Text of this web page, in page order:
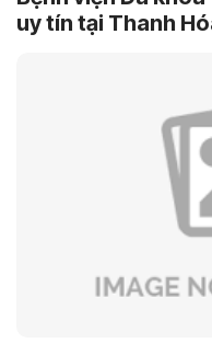
uy tín tại Thanh